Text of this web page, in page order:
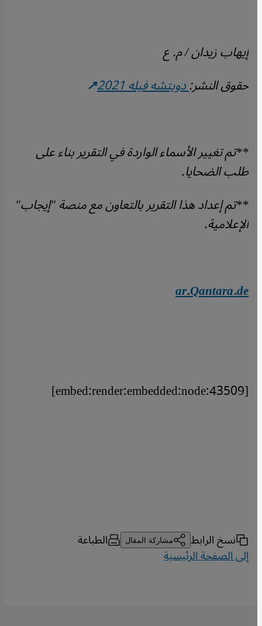
إيهاب زيدان / م. ع
حقوق النشر:دويتشه فيله 2021
**تم تغيير الأسماء الواردة في التقرير بناء على
طلب الضحايا.
**تم إعداد هذا التقرير بالتعاون مع منصة "إيجاب"
الإعلامية.
ar.Qantara.de
[embed:render:embedded:node:43509]
نسخ الرابط مشاركة المقال الطباعة
إلى الصفحة الرئيسية